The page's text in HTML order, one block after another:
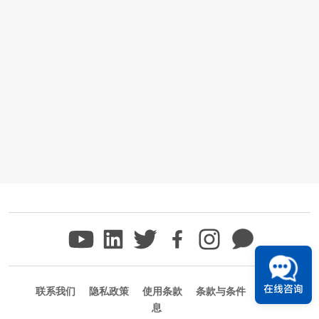
在线咨询
联系我们 隐私政策 使用条款 条款与条件
商标信
息